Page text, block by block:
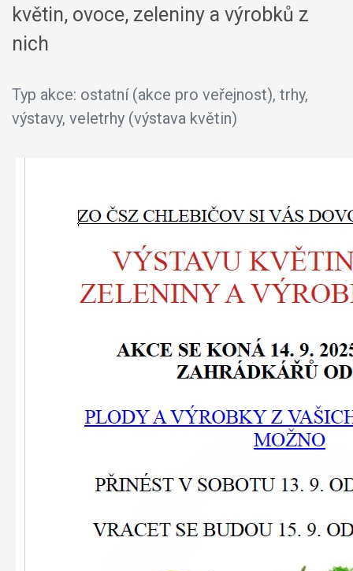
květin, ovoce, zeleniny a výrobků z
nich
Typ akce: ostatní (akce pro veřejnost), trhy,
výstavy, veletrhy (výstava květin)